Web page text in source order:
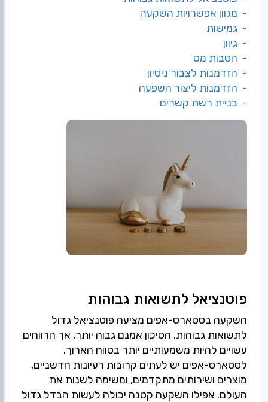
- מגוון אפשרויות השקעה
- גמישות
- גיוון
- הטבות מס
- הזדמנות לצבור ניסיון
- הזדמנות ליצור השפעה
- בניית רשת קשרים
פוטנציאל לתשואות גבוהות
השקעה בסטארט-אפים מציעה פוטנציאל גדול
לתשואות גבוהות. הסיכון אמנם גבוה יותר, אך הרווחים
עשויים להיות משמעותיים יותר בטווח הארוך.
לסטארט-אפים יש לעתים קרובות רעיונות חדשניים,
מוצרים ושירותים מתקדמים, ומשימה לשנות את
העולם. אפילו השקעה קטנה יכולה לעשות הבדל גדול